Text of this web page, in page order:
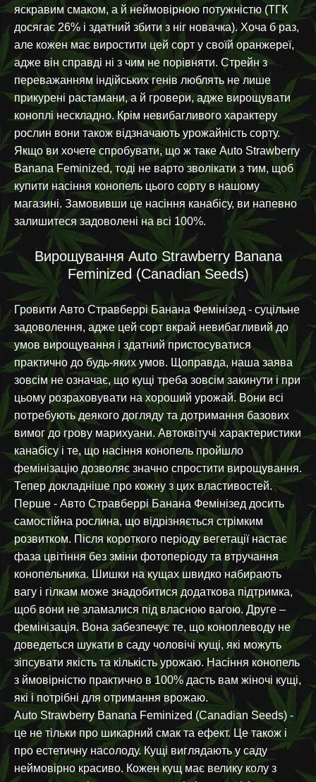
яскравим смаком, а й неймовірною потужністю (ТГК
досягає 26% і здатний збити з ніг новачка). Хоча б раз,
але кожен має виростити цей сорт у своїй оранжереї,
адже він справді ні з чим не порівняти. Стрейн з
переважанням індійських генів люблять не лише
прикурені растамани, а й гровери, адже вирощувати
коноплі нескладно. Крім невибагливого характеру
рослин вони також відзначають урожайність сорту.
Якщо ви хочете спробувати, що ж таке Auto Strawberry
Banana Feminized, тоді не варто зволікати з тим, щоб
купити насіння конопель цього сорту в нашому
магазині. Замовивши це насіння канабісу, ви напевно
залишитеся задоволені на всі 100%.
Вирощування Auto Strawberry Banana
Feminized (Canadian Seeds)
Гровити Авто Стравберрі Банана Фемінізед - суцільне
задоволення, адже цей сорт вкрай невибагливий до
умов вирощування і здатний пристосуватися
практично до будь-яких умов. Щоправда, наша заява
зовсім не означає, що кущі треба зовсім закинути і при
цьому розраховувати на хороший урожай. Вони всі
потребують деякого догляду та дотримання базових
вимог до грову марихуани. Автоквітучі характеристики
канабісу і те, що насіння конопель пройшло
фемінізацію дозволяє значно спростити вирощування.
Тепер докладніше про кожну з цих властивостей.
Перше - Авто Стравберрі Банана Фемінізед досить
самостійна рослина, що відрізняється стрімким
розвитком. Після короткого періоду вегетації настає
фаза цвітіння без зміни фотоперіоду та втручання
конопельника. Шишки на кущах швидко набирають
вагу і гілкам може знадобитися додаткова підтримка,
щоб вони не зламалися під власною вагою. Друге –
фемінізація. Вона забезпечує те, що коноплеводу не
доведеться шукати в саду чоловічі кущі, які можуть
зіпсувати якість та кількість урожаю. Насіння конопель
з ймовірністю практично в 100% дасть вам жіночі кущі,
які і потрібні для отримання врожаю.
Auto Strawberry Banana Feminized (Canadian Seeds) -
це не тільки про шикарний смак та ефект. Це також і
про естетичну насолоду. Кущі виглядають у саду
неймовірно красиво. Кожен кущ має велику колу з